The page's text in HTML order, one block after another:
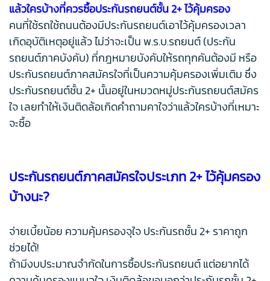
แล้วใครบ้างที่ควรซื้อประกันรถยนต์ชั้น 2+ ไว้คุ้มครอง
คนที่ใช้รถใช้ถนนต้องมีประกันรถยนต์เอาไว้คุ้มครองเวลา
เกิดอุบัติเหตุอยู่แล้ว ไม่ว่าจะเป็น พ.ร.บ.รถยนต์ (ประกัน
รถยนต์ภาคบังคับ) ที่กฎหมายบังคับให้รถทุกคันต้องมี หรือ
ประกันรถยนต์ภาคสมัครใจที่เป็นความคุ้มครองเพิ่มเติม ซึ่ง
ประกันรถยนต์ชั้น 2+ นั้นอยู่ในหมวดหมู่ประกันรถยนต์สมัคร
ใจ เลยทำให้เงินติดล้อเกิดคำถามคาใจว่าแล้วใครบ้างที่เหมาะ
จะซื้อ
ประกันรถยนต์ภาคสมัครใจประเภท 2+ ไว้คุ้มครอง
บ้างนะ?
จ่ายเบี้ยน้อย ความคุ้มครองจุใจ ประกันรถชั้น 2+ ราคาถูก
ช่วยได้!
ถ้ามีงบประมาณจำกัดในการซื้อประกันรถยนต์ แต่อยากได้